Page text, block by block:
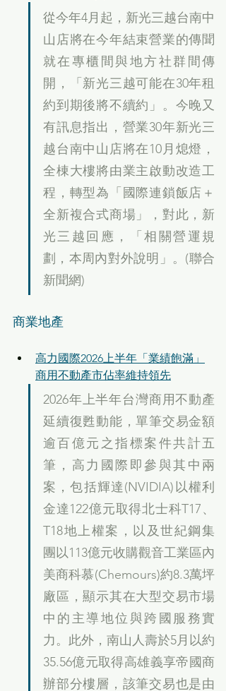
從今年4月起，新光三越台南中
山店將在今年結束營業的傳聞
就在專櫃間與地方社群間傳
開，「新光三越可能在30年租
約到期後將不續約」。今晚又
有訊息指出，營業30年新光三
越台南中山店將在10月熄燈，
全棟大樓將由業主啟動改造工
程，轉型為「國際連鎖飯店＋
全新複合式商場」，對此，新
光三越回應，「相關營運規
劃，本周內對外說明」。(聯合
新聞網)
商業地產
高力國際2026上半年「業績飽滿」
商用不動產市佔率維持領先
2026年上半年台灣商用不動產
延續復甦動能，單筆交易金額
逾百億元之指標案件共計五
筆，高力國際即參與其中兩
案，包括輝達(NVIDIA)以權利
金達122億元取得北士科T17、
T18地上權案，以及世紀鋼集
團以113億元收購觀音工業區內
美商科慕(Chemours)約8.3萬坪
廠區，顯示其在大型交易市場
中的主導地位與跨國服務實
力。此外，南山人壽於5月以約
35.56億元取得高雄義享帝國商
辦部分樓層，該筆交易也是由